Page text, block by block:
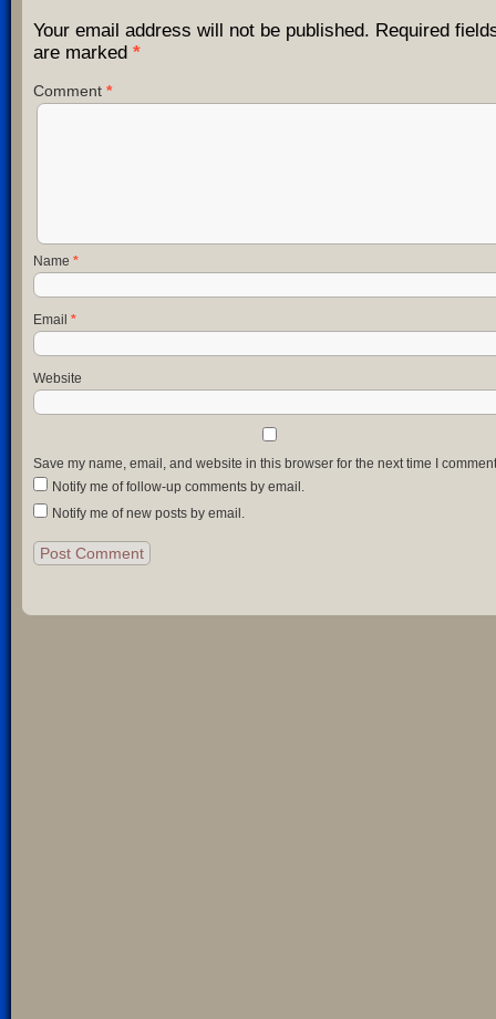
Your email address will not be published. Required
are marked *
Comment *
Name *
Email *
Website
Save my name, email, and website in this browser for the next time I
Notify me of follow-up comments by email.
Notify me of new posts by email.